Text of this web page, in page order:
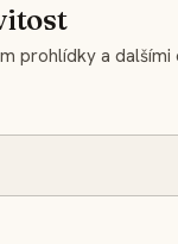
prohlídky a dalšími